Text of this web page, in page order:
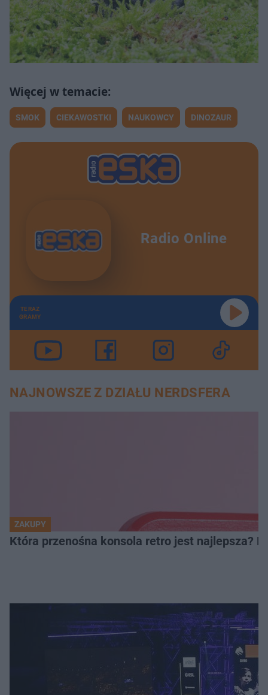
SMOK CIEKAWOSTKI NAUKOWCY DINOZAUR
Radio Online
TERAZ
GRAMY
NAJNOWSZE Z DZIAŁU NERDSFERA
ZAKUPY
Która przenośna konsola retro jest najlepsza?